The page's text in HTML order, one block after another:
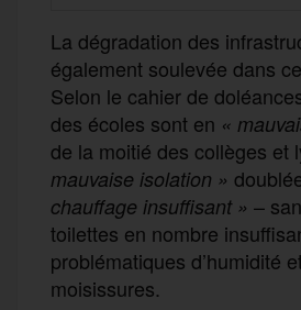
La dégradation des
également soulevée dans
Selon le cahier de
des écoles sont en «
de la moitié des collèges et
mauvaise isolation »
chauffage insuffisant » –
toilettes en nombre
problématiques d’humidité
moisissures.